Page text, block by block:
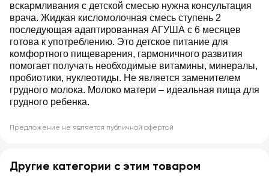
вскармливания с детской смесью нужна консультация
врача. Жидкая кисломолочная смесь ступень 2
последующая адаптированная АГУША с 6 месяцев
готова к употреблению. Это детское питание для
комфортного пищеварения, гармоничного развития
помогает получать необходимые витамины, минералы,
пробиотики, нуклеотиды. Не является заменителем
грудного молока. Молоко матери – идеальная пища для
грудного ребенка.
Предложение не является публичной офертой
Другие категории с этим товаром